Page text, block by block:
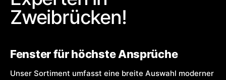
Zweibrücken!
Fenster für höchste Ansprüche
Unser Sortiment umfasst eine breite Auswahl moderner